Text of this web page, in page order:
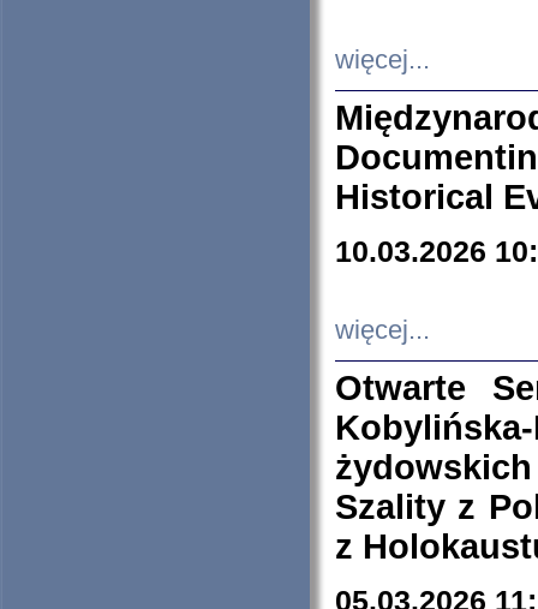
więcej...
Historical
10.03.2026
więcej...
Otwarte
Szality z
z
05.03.2026